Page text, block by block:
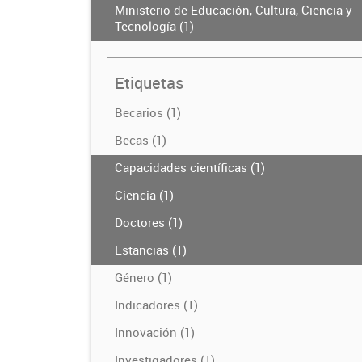
Ministerio de Educación, Cultura, Ciencia y
Tecnología (1)
Etiquetas
Becarios (1)
Becas (1)
Capacidades científicas (1)
Ciencia (1)
Doctores (1)
Estancias (1)
Género (1)
Indicadores (1)
Innovación (1)